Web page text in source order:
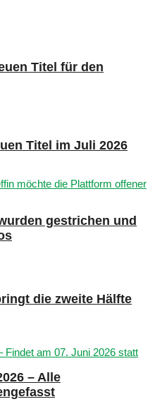
Titel für den
Titel im Juli 2026
gestrichen und
die zweite Hälfte
– Alle